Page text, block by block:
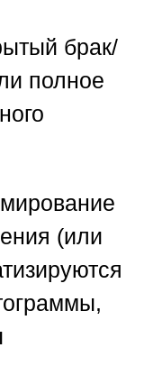
брак/
полное
(или